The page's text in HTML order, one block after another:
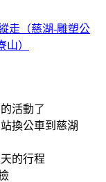
走（慈湖-雕塑公
）
活動了
換公車到慈湖
的行程